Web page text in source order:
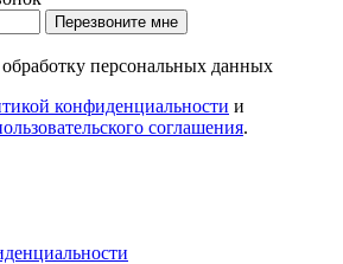
Перезвоните мне
персональных данных
конфиденциальности и
соглашения.